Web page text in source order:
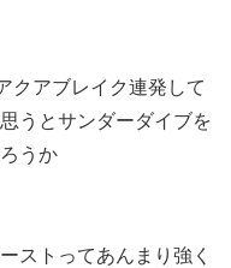
クアブレイク連発して
うとサンダーダイブを
うか
ストってあんまり強く